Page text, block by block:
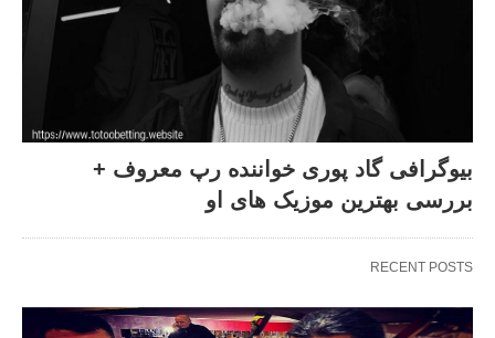
بیوگرافی گاد پوری خواننده رپ معروف +
بررسی بهترین موزیک های او
RECENT POSTS